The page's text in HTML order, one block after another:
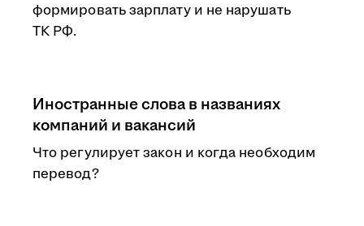
формировать зарплату и не нарушать
ТК РФ.
Иностранные слова в названиях
компаний и вакансий
Что регулирует закон и когда необходим
перевод?